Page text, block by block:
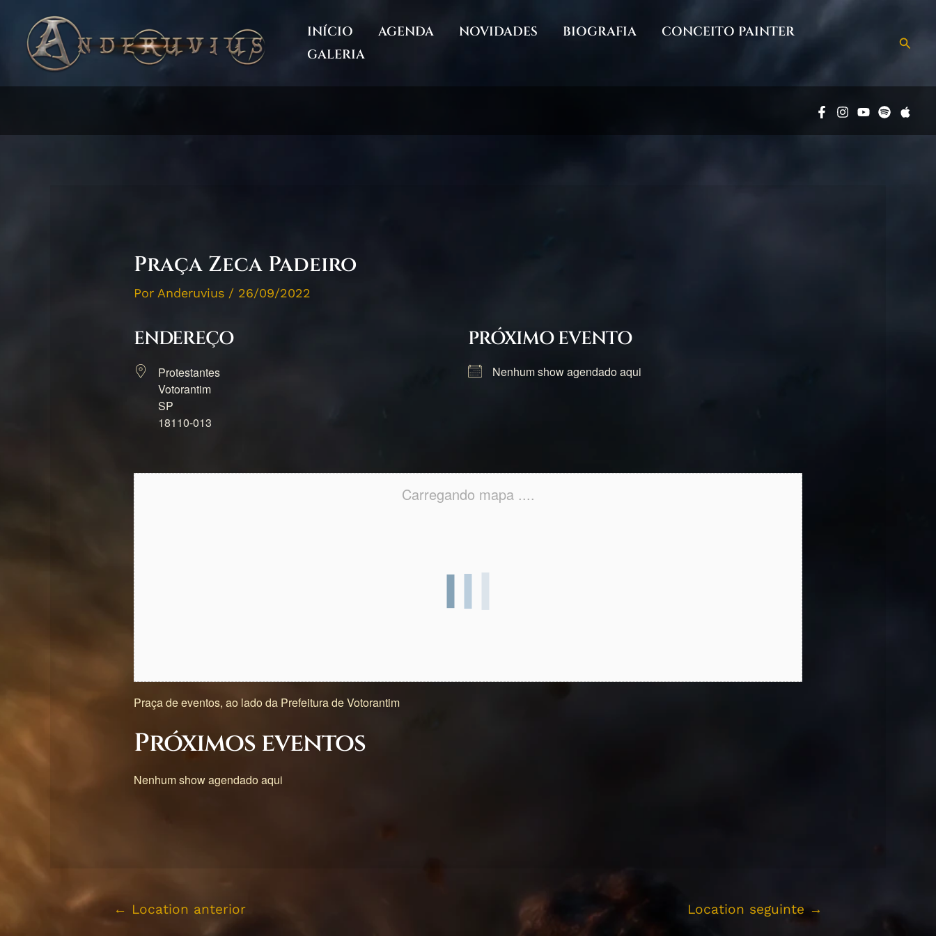
INÍCIO AGENDA NOVIDADES BIOGRAFIA
CONCEITO PAINTER
GALERIA
Praça Zeca Padeiro
PorAnderuvius / 26/09/2022
ENDEREÇO
Protestantes
Votorantim
SP
18110-013
PRÓXIMO EVENTO
Nenhum show agendado aqui
Carregando mapa ....
Praça de eventos, ao lado da Prefeitura de Votorantim
Próximos eventos
Nenhum show agendado aqui
← Location anterior Location seguinte →